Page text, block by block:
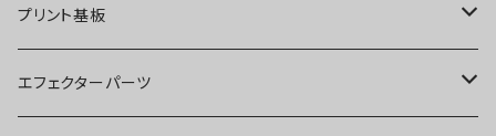
ディストーション
ファズ
オーバードライブ
ディストーション
ブースター
オーバードライブ
プリント基板
オーバードライブ
エフェクターパーツ